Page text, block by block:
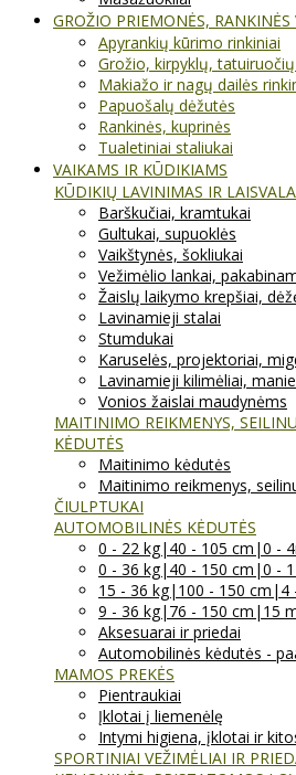
GROŽIO PRIEMONĖS, RANKINĖS
Apyrankių kūrimo rinkiniai
Grožio, kirpyklų,
Makiažo ir nagų dailės
Papuošalų dėžutės
Rankinės, kuprinės
Tualetiniai staliukai
VAIKAMS IR KŪDIKIAMS
KŪDIKIŲ LAVINIMAS IR
Barškučiai, kramtukai
Gultukai, supuoklės
Vaikštynės, šokliukai
Vežimėlio lankai,
Žaislų laikymo krepšiai,
Lavinamieji stalai
Stumdukai
Karuselės, projektoriai,
Lavinamieji kilimėliai,
Vonios žaislai maudynėms
MAITINIMO REIKMENYS,
KĖDUTĖS
Maitinimo kėdutės
Maitinimo reikmenys,
ČIULPTUKAI
AUTOMOBILINĖS KĖDUTĖS
0 - 22 kg|40 - 105 cm|0 -
0 - 36 kg|40 - 150 cm|0 -
15 - 36 kg|100 - 150 cm|4
9 - 36 kg|76 - 150 cm|15
Aksesuarai ir priedai
Automobilinės kėdutės -
MAMOS PREKĖS
Pientraukiai
Įklotai į liemenėlę
Intymi higiena, įklotai ir
SPORTINIAI VEŽIMĖLIAI IR